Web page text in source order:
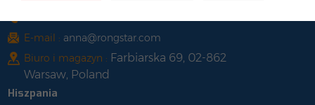
E-mail : anna@rongstar.com
Biuro i magazyn : Farbiarska 69, 02-862
Warsaw, Poland
Hiszpania